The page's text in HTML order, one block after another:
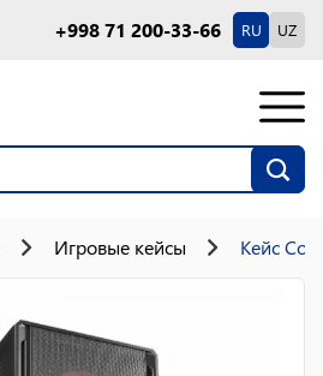
+998 71 200-33-66 RU UZ
Игровые кейсы Кейс